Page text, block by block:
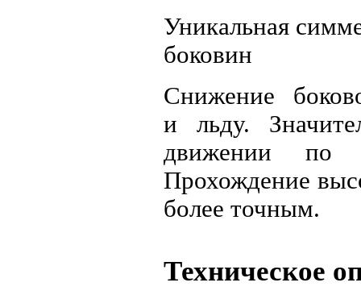
Уникальная
боковин
Снижение
и льду.
движении по
Прохождение
более точным.
Техническое